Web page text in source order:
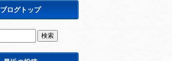
ブログトップ